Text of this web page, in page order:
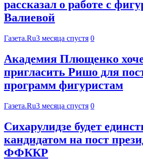
рассказал о работе с
Валиевой
Газета.Ru3 месяца спустя 0
Академия Плющенко
пригласить Ришо для
программ фигуристам
Газета.Ru3 месяца спустя 0
Сихарулидзе будет
кандидатом на пост
ФФККР